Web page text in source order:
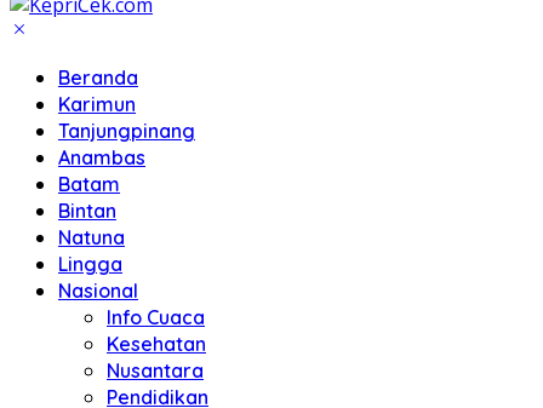
Beranda
Karimun
Tanjungpinang
Anambas
Batam
Bintan
Natuna
Lingga
Nasional
Info Cuaca
Kesehatan
Nusantara
Pendidikan